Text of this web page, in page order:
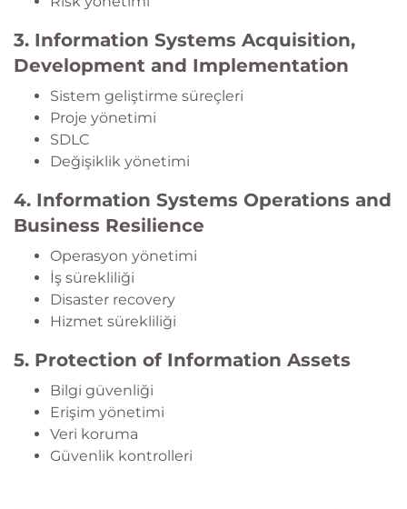
3. Information Systems Acquisition,
Development and Implementation
Sistem geliştirme süreçleri
Proje yönetimi
SDLC
Değişiklik yönetimi
4. Information Systems Operations and
Business Resilience
Operasyon yönetimi
İş sürekliliği
Disaster recovery
Hizmet sürekliliği
5. Protection of Information Assets
Bilgi güvenliği
Erişim yönetimi
Veri koruma
Güvenlik kontrolleri